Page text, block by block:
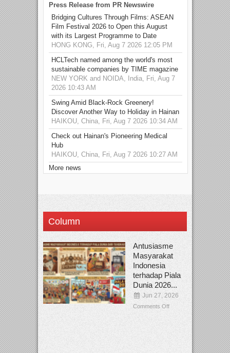
Press Release from PR Newswire
Bridging Cultures Through Films: ASEAN
Film Festival 2026 to Open this August
with its Largest Programme to Date
HONG KONG, Fri, Aug 7 2026 12:05 PM
HCLTech named among the world's most
sustainable companies by TIME magazine
NEW YORK and NOIDA, India, Fri, Aug 7
2026 10:43 AM
Swing Amid Black‑Rock Greenery!
Discover Another Way to Holiday in Hainan
HAIKOU, China, Fri, Aug 7 2026 10:34 AM
Check out Hainan's Pioneering Medical
Hub
HAIKOU, China, Fri, Aug 7 2026 10:27 AM
More news
Column
Antusiasme
Masyarakat
Indonesia
terhadap Piala
Dunia 2026...
Jun 27, 2026
Comments Off